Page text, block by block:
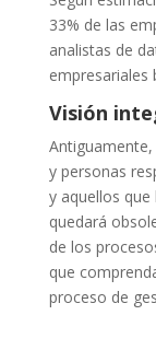
33% de las
analistas de
empresariales
Visión
y personas
y aquellos
quedará
de los
que
proceso de